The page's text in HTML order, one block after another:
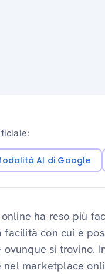
AI di Google
ha reso più
con cui è
si trovino.
marketplace